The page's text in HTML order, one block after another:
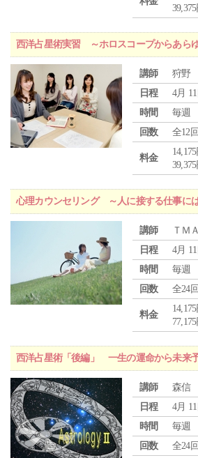
西洋占星術実習 ～ホロスコープからあら
講師
狩野
日程
4月
時間
毎週
回数
全12回
料金
心理カウンセリング ～人に接する仕事に
講師
ＴＭ
日程
4月
時間
毎週
回数
全24回
料金
西洋占星術「後編」 一生の運命から未来
講師
森信
日程
4月
時間
毎週
回数
全24回